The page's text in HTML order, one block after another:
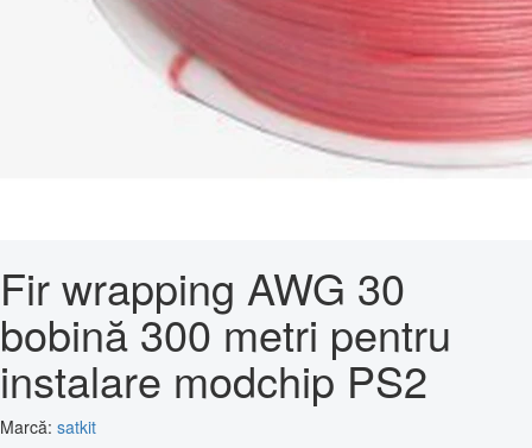
Fir wrapping AWG 30
bobină 300 metri pentru
instalare modchip PS2
Marcă: satkit